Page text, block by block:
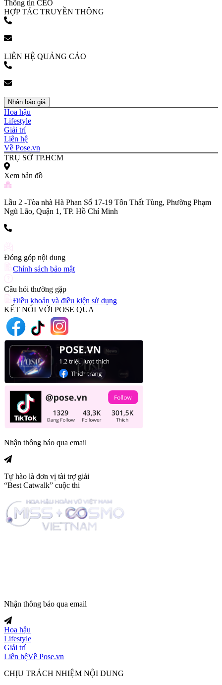
Thông tin CEO
HỢP TÁC TRUYỀN THÔNG
LIÊN HỆ QUẢNG CÁO
Nhận báo giá
Hoa hậu
Lifestyle
Giải trí
Liên hệ
Về Pose.vn
TRỤ SỞ TP.HCM
Xem bản đồ
Lầu 2 -Tòa nhà Hà Phan Số 17-19 Tôn Thất Tùng, Phường Phạm
Ngũ Lão, Quận 1, TP. Hồ Chí Minh
Đóng góp nội dung
Chính sách bảo mật
Câu hỏi thường gặp
Điều khoản và điều kiện sử dụng
KẾT NỐI VỚI POSE QUA
Nhận thông báo qua email
Tự hào là đơn vị tài trợ giải
“Best Catwalk” cuộc thi
Nhận thông báo qua email
Hoa hậu
Lifestyle
Giải trí
Liên hệVề Pose.vn
CHỊU TRÁCH NHIỆM NỘI DUNG